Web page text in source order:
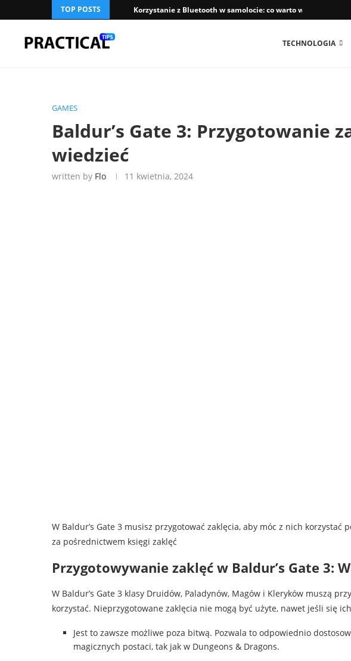
TOP POSTS Korzystanie z Bluetooth w samolocie: co warto wiedzieć
TECHNOLOGIA
GAMES
Baldur’s Gate 3: Przygotowanie
wiedzieć
written by Flo 11 kwietnia, 2024
W Baldur’s Gate 3 musisz przygotować zaklęcia, aby móc z nich korzystać
za pośrednictwem księgi zaklęć
Przygotowywanie zaklęć w Baldur’s Gate 3:
W Baldur’s Gate 3 klasy Druidów, Paladynów, Magów i Kleryków muszą
korzystać. Nieprzygotowane zaklęcia nie mogą być użyte, nawet jeśli się
Jest to zawsze możliwe poza bitwą. Pozwala to odpowiednio
magicznych postaci, tak jak w Dungeons & Dragons.